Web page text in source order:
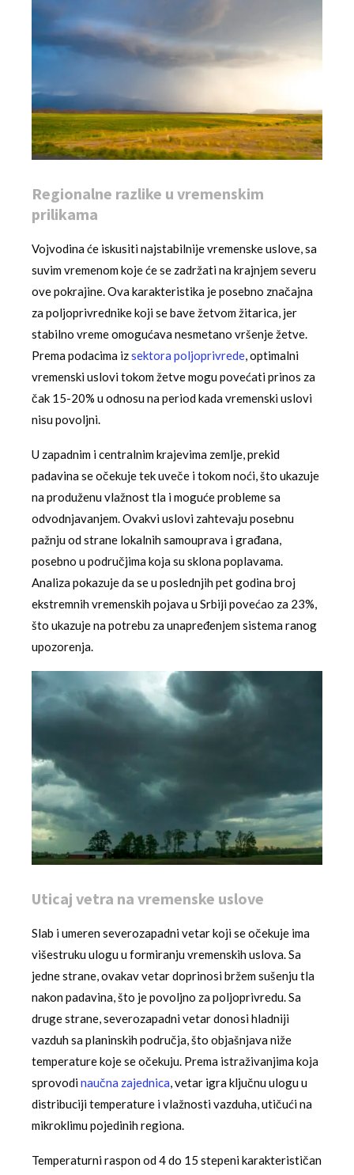
Regionalne razlike u vremenskim
prilikama
Vojvodina će iskusiti najstabilnije vremenske uslove, sa
suvim vremenom koje će se zadržati na krajnjem severu
ove pokrajine. Ova karakteristika je posebno značajna
za poljoprivrednike koji se bave žetvom žitarica, jer
stabilno vreme omogućava nesmetano vršenje žetve.
Prema podacima izsektora poljoprivrede , optimalni
vremenski uslovi tokom žetve mogu povećati prinos za
čak 15-20% u odnosu na period kada vremenski uslovi
nisu povoljni.
U zapadnim i centralnim krajevima zemlje, prekid
padavina se očekuje tek uveče i tokom noći, što ukazuje
na produženu vlažnost tla i moguće probleme sa
odvodnjavanjem. Ovakvi uslovi zahtevaju posebnu
pažnju od strane lokalnih samouprava i građana,
posebno u područjima koja su sklona poplavama.
Analiza pokazuje da se u poslednjih pet godina broj
ekstremnih vremenskih pojava u Srbiji povećao za 23%,
što ukazuje na potrebu za unapređenjem sistema ranog
upozorenja.
Uticaj vetra na vremenske uslove
Slab i umeren severozapadni vetar koji se očekuje ima
višestruku ulogu u formiranju vremenskih uslova. Sa
jedne strane, ovakav vetar doprinosi bržem sušenju tla
nakon padavina, što je povoljno za poljoprivredu. Sa
druge strane, severozapadni vetar donosi hladniji
vazduh sa planinskih područja, što objašnjava niže
temperature koje se očekuju. Prema istraživanjima koja
sprovodinaučna zajednica, vetar igra ključnu ulogu u
distribuciji temperature i vlažnosti vazduha, utičući na
mikroklimu pojedinih regiona.
Temperaturni raspon od 4 do 15 stepeni karakterističan